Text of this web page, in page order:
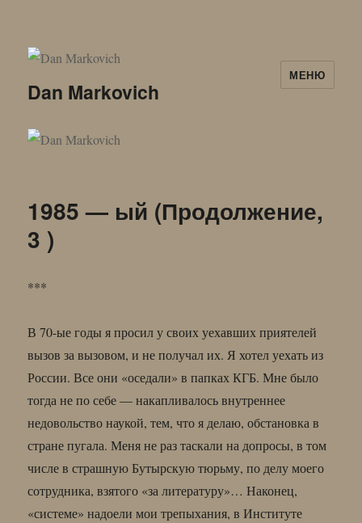
Dan Markovich
МЕНЮ
1985 — ый (Продолжение,
3 )
***
В 70-ые годы я просил у своих уехавших приятелей
вызов за вызовом, и не получал их. Я хотел уехать из
России. Все они «оседали» в папках КГБ. Мне было
тогда не по себе — накапливалось внутреннее
недовольство наукой, тем, что я делаю, обстановка в
стране пугала. Меня не раз таскали на допросы, в том
числе в страшную Бутырскую тюрьму, по делу моего
сотрудника, взятого «за литературу»… Наконец,
«системе» надоели мои трепыхания, в Институте